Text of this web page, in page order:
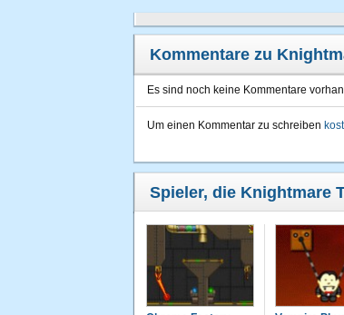
Kommentare zu
Es sind noch keine Kommentare
Um einen Kommentar zu schreiben
Spieler, die Knightmare